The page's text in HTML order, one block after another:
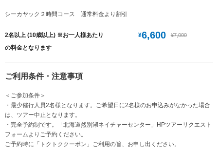
シーカヤック２時間コース 通常料金より割引
2名以上 (10歳以上) ※お一人様あたり
の料金となります
¥6,600 ¥7,000
ご利用条件・注意事項
＜ご参加条件＞
・最少催行人員2名様となります。ご希望日に2名様のお申込みがなかった場合
は、ツアー中止となります。
・完全予約制です。「北海道然別湖ネイチャーセンター」HPツアーリクエスト
フォームよりご予約ください。
ご予約時に「トクトククーポン」ご利用の旨、お申し出ください。